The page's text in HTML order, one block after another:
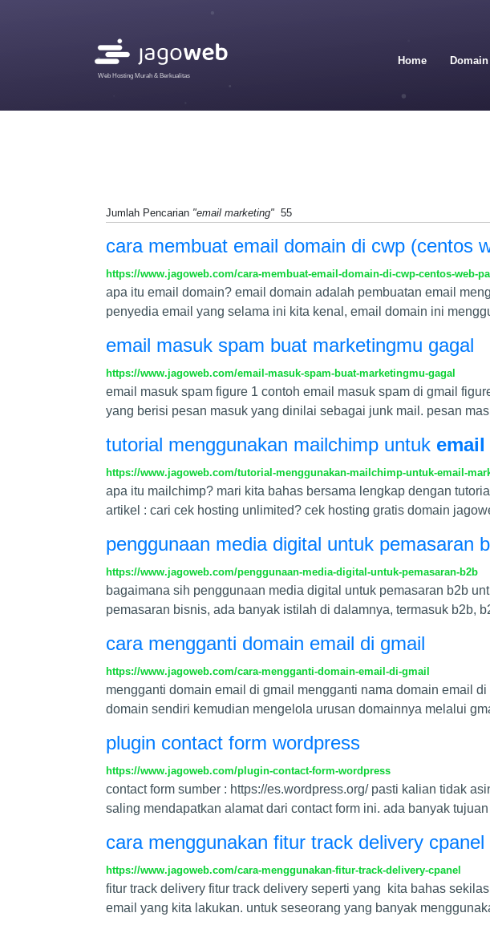
Web Hosting Murah & Berkualitas
Home Domain
Jumlah Pencarian "email marketing" 55
cara membuat email domain di cwp (centos
https://www.jagoweb.com/cara-membuat-email-domain-di-cwp-centos-web-
apa itu email domain? email domain adalah pembuatan email
penyedia email yang selama ini kita kenal, email domain ini
email masuk spam buat marketingmu gagal
https://www.jagoweb.com/email-masuk-spam-buat-marketingmu-gagal
email masuk spam figure 1 contoh email masuk spam di gmail
yang berisi pesan masuk yang dinilai sebagai junk mail. pesan
tutorial menggunakan mailchimp untuk
https://www.jagoweb.com/tutorial-menggunakan-mailchimp-untuk-email-
apa itu mailchimp? mari kita bahas bersama lengkap dengan
artikel : cari cek hosting unlimited? cek hosting gratis domain
penggunaan media digital untuk pemasaran
https://www.jagoweb.com/penggunaan-media-digital-untuk-pemasaran-b2b
bagaimana sih penggunaan media digital untuk pemasaran b2b
pemasaran bisnis, ada banyak istilah di dalamnya, termasuk b2b,
cara mengganti domain email di gmail
https://www.jagoweb.com/cara-mengganti-domain-email-di-gmail
mengganti domain email di gmail mengganti nama domain email
domain sendiri kemudian mengelola urusan domainnya melalui
plugin contact form wordpress
https://www.jagoweb.com/plugin-contact-form-wordpress
contact form sumber : https://es.wordpress.org/ pasti kalian tidak
saling mendapatkan alamat dari contact form ini. ada banyak
cara menggunakan fitur track delivery cpanel
https://www.jagoweb.com/cara-menggunakan-fitur-track-delivery-cpanel
fitur track delivery fitur track delivery seperti yang kita bahas
email yang kita lakukan. untuk seseorang yang banyak